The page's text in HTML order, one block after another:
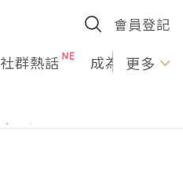
會員登記
社群熱話 成為U更多